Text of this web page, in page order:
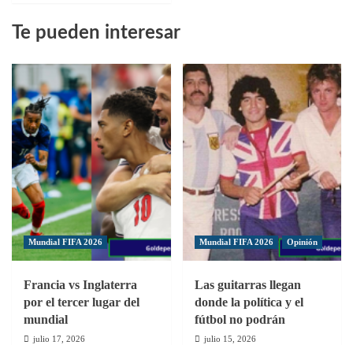
Cinco
para
no
perderse
el
derbi
entre
Real
Madrid
y
Atlético
de
Madrid
Te pueden interesar
Mundial FIFA 2026
Francia vs Inglaterra
por el tercer lugar del
mundial
julio 17, 2026
Mundial FIFA 2026 Opinión
Las guitarras llegan
donde la política y el
fútbol no podrán
julio 15, 2026